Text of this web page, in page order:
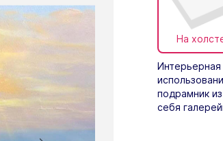
На
Интерьерная
подрамник
себя